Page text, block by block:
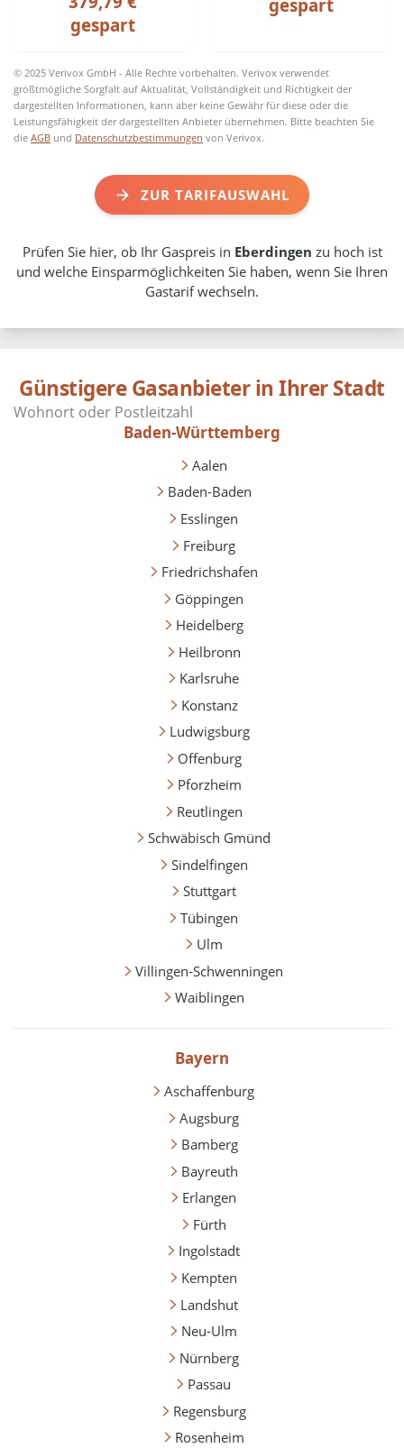
gespart
gespart
© 2025 Verivox GmbH - Alle Rechte vorbehalten. Verivox verwendet
größtmögliche Sorgfalt auf Aktualität, Vollständigkeit und Richtigkeit der
dargestellten Informationen, kann aber keine Gewähr für diese oder die
Leistungsfähigkeit der dargestellten Anbieter übernehmen. Bitte beachten Sie
dieAGB und Datenschutzbestimmungen von Verivox.
ZUR TARIFAUSWAHL
Prüfen Sie hier, ob Ihr Gaspreis in Eberdingen zu hoch ist
und welche Einsparmöglichkeiten Sie haben, wenn Sie Ihren
Gastarif wechseln.
Günstigere Gasanbieter in Ihrer Stadt
Baden-Württemberg
Aalen
Baden-Baden
Esslingen
Freiburg
Friedrichshafen
Göppingen
Heidelberg
Heilbronn
Karlsruhe
Konstanz
Ludwigsburg
Offenburg
Pforzheim
Reutlingen
Schwäbisch Gmünd
Sindelfingen
Stuttgart
Tübingen
Ulm
Villingen-Schwenningen
Waiblingen
Bayern
Aschaffenburg
Augsburg
Bamberg
Bayreuth
Erlangen
Fürth
Ingolstadt
Kempten
Landshut
Neu-Ulm
Nürnberg
Passau
Regensburg
Rosenheim